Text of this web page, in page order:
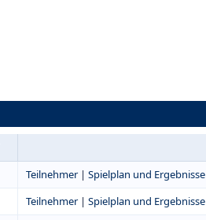
Teilnehmer| Spielplan und Ergebnisse
Teilnehmer| Spielplan und Ergebnisse